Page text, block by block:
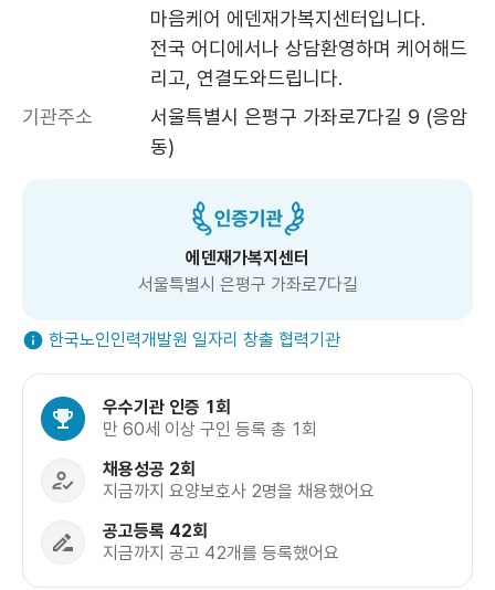
마음케어 에덴재가복지센터입니다.
전국 어디에서나 상담환영하며 케어해드
리고, 연결도와드립니다.
기관주소
서울특별시 은평구 가좌로7다길 9 (응암
동)
에덴재가복지센터
서울특별시 은평구 가좌로7다길
한국노인인력개발원 일자리 창출 협력기관
우수기관 인증 1회
만 60세 이상 구인 등록 총 1회
채용성공 2회
지금까지 요양보호사 2명을 채용했어요
공고등록 42회
지금까지 공고 42개를 등록했어요